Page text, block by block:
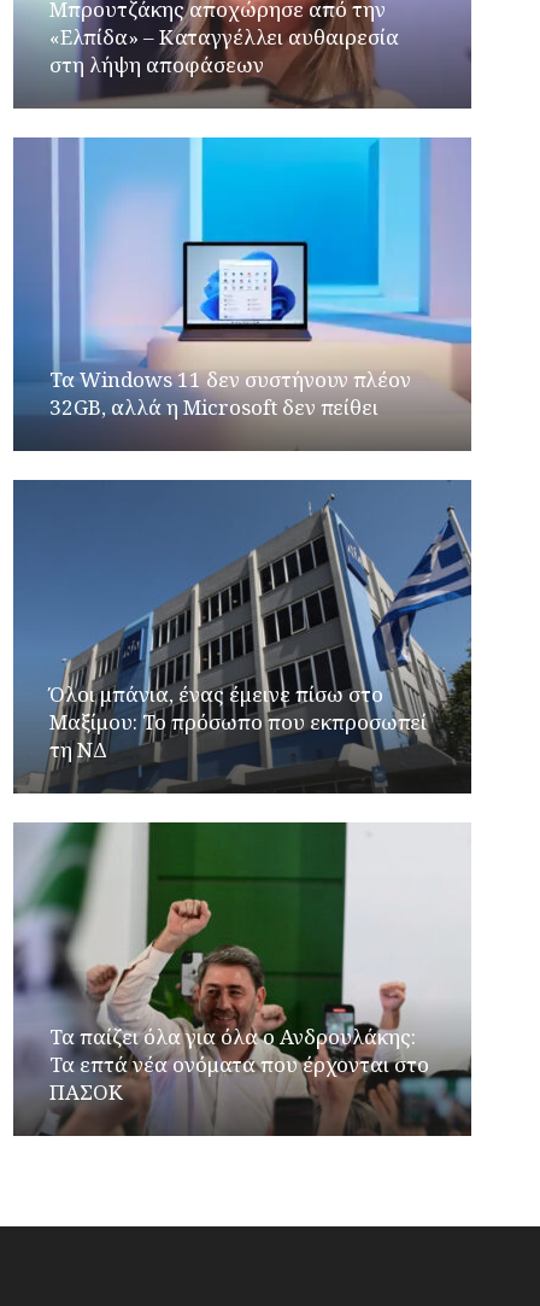
Μπρουτζάκης αποχώρησε από την
«Ελπίδα» – Καταγγέλλει αυθαιρεσία
στη λήψη αποφάσεων
Τα Windows 11 δεν συστήνουν πλέον
32GB, αλλά η Microsoft δεν πείθει
Όλοι μπάνια, ένας έμεινε πίσω στο
Μαξίμου: Το πρόσωπο που εκπροσωπεί
τη ΝΔ
Τα παίζει όλα για όλα ο Ανδρουλάκης:
Τα επτά νέα ονόματα που έρχονται στο
ΠΑΣΟΚ